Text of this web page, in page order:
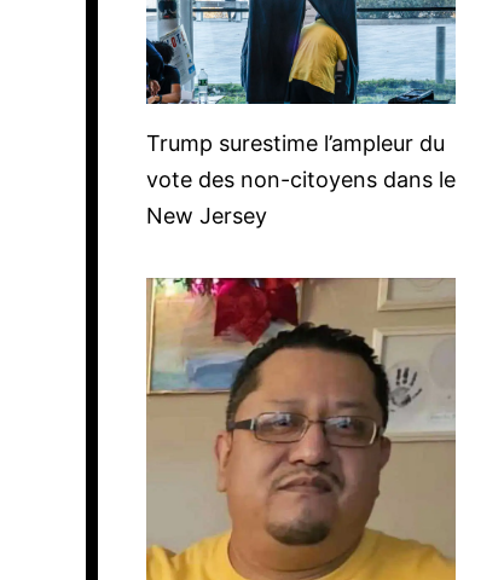
Trump surestime l’ampleur du
vote des non-citoyens dans le
New Jersey